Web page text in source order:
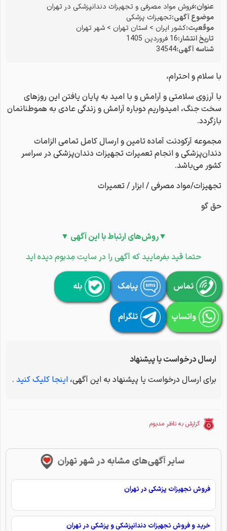
عنوان:فروش مواد مصرفی و تجهیزات دندانپزشکی در تهران
موضوع آگهی:تجهیزات پزشکی
موقعیت:کشور ایران > استان تهران > شهر تهران
تاریخ انتشار:16 فروردین 1405
شناسه آگهی:34544
با سلام و احترام،
با آرزوی سلامتی و آرامش و با امید به پایان یافتن این روزهای
سخت جنگ، امیدواریم دوباره آرامش و زندگی عادی به هموطنانمان
بازگردد.
مجموعه آرکودنت آماده تامین و ارسال کامل تمامی الزامات
دندان‌پزشکی و انجام تعمیرات تجهیزات دندان‌پزشکی در سراسر
کشور می‌باشد.
تجهیزات/مواد مصرفی / ابزار / تعمیرات
حق گو
▼روش‌های ارتباط با این آگهی ▼
حتما قید بفرمایید که آگهی را در سایت مِدبوم دیده اید
تماس پیامک بله
واتساپ تلگرام
ارسال درخواست یا پیشنهاد
برای ارسال درخواست یا پیشنهاد به این آگهی، اینجا کلیک کنید .
گزارش به ناظر مدبوم
سایر آگهی‌های مشابه در شهر تهران
فروش تجهیزات پزشکی در تهران
خرید و فروش تجهیزات دندانپزشکی و پزشکی در تهران